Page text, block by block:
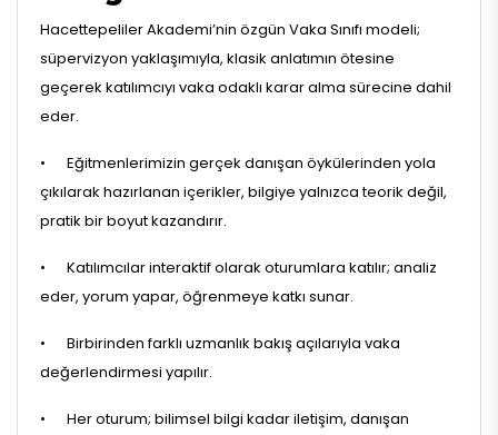
Hacettepeliler Akademi’nin özgün Vaka Sınıfı modeli;
süpervizyon yaklaşımıyla, klasik anlatımın ötesine
geçerek katılımcıyı vaka odaklı karar alma sürecine dahil
eder.
•
Eğitmenlerimizin gerçek danışan öykülerinden yola
çıkılarak hazırlanan içerikler, bilgiye yalnızca teorik değil,
pratik bir boyut kazandırır.
•
Katılımcılar interaktif olarak oturumlara katılır; analiz
eder, yorum yapar, öğrenmeye katkı sunar.
•
Birbirinden farklı uzmanlık bakış açılarıyla vaka
değerlendirmesi yapılır.
•
Her oturum; bilimsel bilgi kadar iletişim, danışan